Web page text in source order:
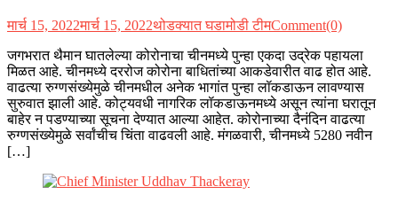
मार्च 15, 2022मार्च 15, 2022थोडक्यात घडामोडी टीमComment(0)
जगभरात थैमान घातलेल्या कोरोनाचा चीनमध्ये पुन्हा एकदा उद्रेक पहायला
मिळत आहे. चीनमध्ये दररोज कोरोना बाधितांच्या आकडेवारीत वाढ होत आहे.
वाढत्या रुग्णसंख्येमुळे चीनमधील अनेक भागांत पुन्हा लॉकडाऊन लावण्यास
सुरुवात झाली आहे. कोट्यवधी नागरिक लॉकडाऊनमध्ये असून त्यांना घरातून
बाहेर न पडण्याच्या सूचना देण्यात आल्या आहेत. कोरोनाच्या दैनंदिन वाढत्या
रुग्णसंख्येमुळे सर्वांचीच चिंता वाढवली आहे. मंगळवारी, चीनमध्ये 5280 नवीन
[…]